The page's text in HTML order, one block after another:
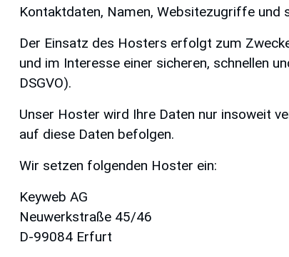
Kontaktdaten, Namen, Websitezugriffe und
Der Einsatz des Hosters erfolgt zum
und im Interesse einer sicheren, schnellen
DSGVO).
Unser Hoster wird Ihre Daten nur insoweit
auf diese Daten befolgen.
Wir setzen folgenden Hoster ein:
Keyweb AG
Neuwerkstraße 45/46
D-99084 Erfurt